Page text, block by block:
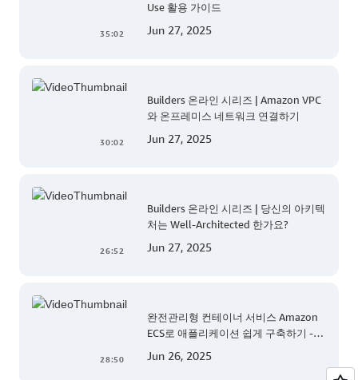
35:02
Use 활용 가이드
Jun 27, 2025
30:02
Builders 온라인 시리즈 | Amazon VPC
와 온프레미스 네트워크 연결하기
Jun 27, 2025
26:52
Builders 온라인 시리즈 | 당신의 아키텍
처는 Well-Architected 한가요?
Jun 27, 2025
28:50
완전관리형 컨테이너 서비스 Amazon
ECS로 애플리케이션 쉽게 구축하기 -
Jun 26, 2025